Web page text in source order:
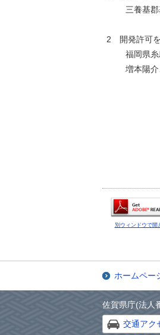
三養基
2 開発許可を
福岡県
増本陽
別ウィンドウで開
ホームペー
佐賀県庁(法
交通アク